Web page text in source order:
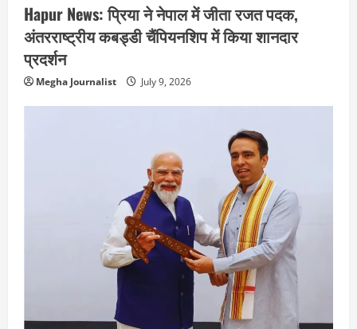
Hapur News: प्रिया ने नेपाल में जीता रजत पदक,
अंतरराष्ट्रीय कबड्डी चैंपियनशिप में किया शानदार
प्रदर्शन
Megha Journalist July 9, 2026